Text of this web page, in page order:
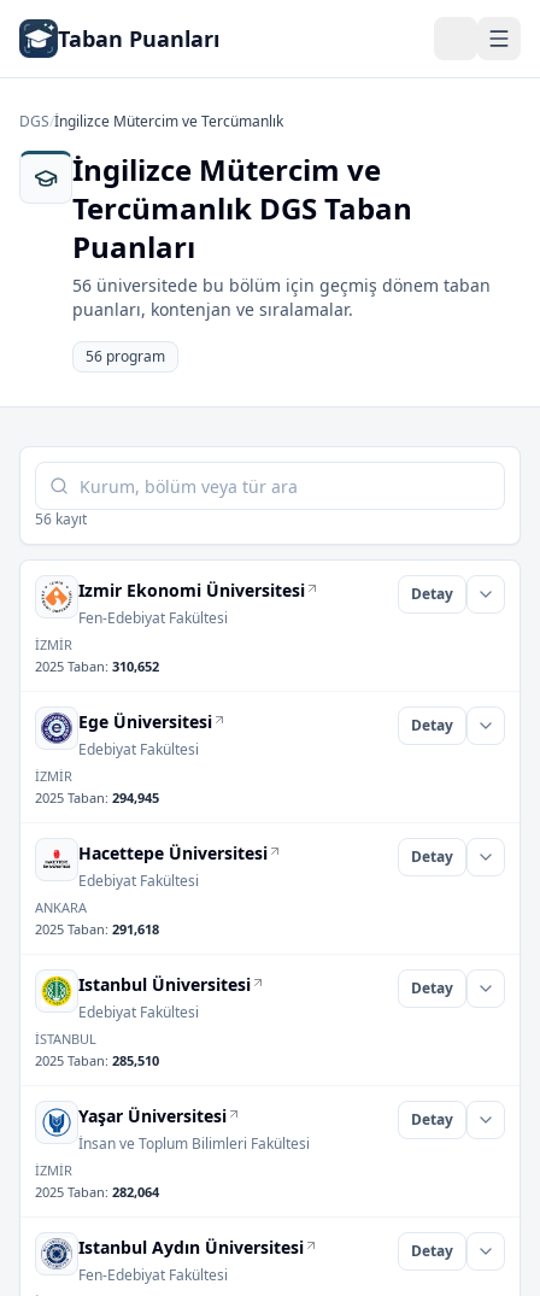
Taban Puanları
DGS/İngilizce Mütercim ve Tercümanlık
İngilizce Mütercim ve
Tercümanlık DGS Taban
Puanları
56 üniversitede bu bölüm için geçmiş dönem taban
puanları, kontenjan ve sıralamalar.
56 program
Tabloda ara
56 kayıt
Izmir Ekonomi Üniversitesi
Fen-Edebiyat Fakültesi
Detay
İZMİR
2025 Taban: 310,652
Ege Üniversitesi
Edebiyat Fakültesi
Detay
İZMİR
2025 Taban: 294,945
Hacettepe Üniversitesi
Edebiyat Fakültesi
Detay
ANKARA
2025 Taban: 291,618
Istanbul Üniversitesi
Edebiyat Fakültesi
Detay
İSTANBUL
2025 Taban: 285,510
Yaşar Üniversitesi
İnsan ve Toplum Bilimleri Fakültesi
Detay
İZMİR
2025 Taban: 282,064
Istanbul Aydın Üniversitesi
Fen-Edebiyat Fakültesi
Detay